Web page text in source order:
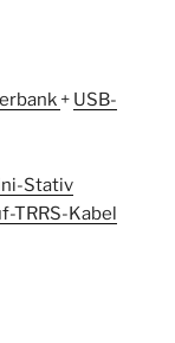
+ USB-
Stativ
TRRS-Kabel